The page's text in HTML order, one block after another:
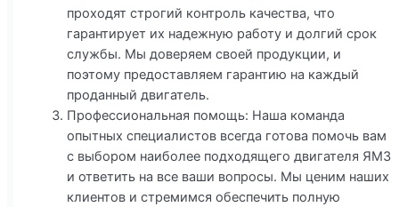
проходят строгий контроль качества, что
гарантирует их надежную работу и долгий срок
службы. Мы доверяем своей продукции, и
поэтому предоставляем гарантию на каждый
проданный двигатель.
Профессиональная помощь: Наша команда
опытных специалистов всегда готова помочь вам
с выбором наиболее подходящего двигателя ЯМЗ
и ответить на все ваши вопросы. Мы ценим наших
клиентов и стремимся обеспечить полную